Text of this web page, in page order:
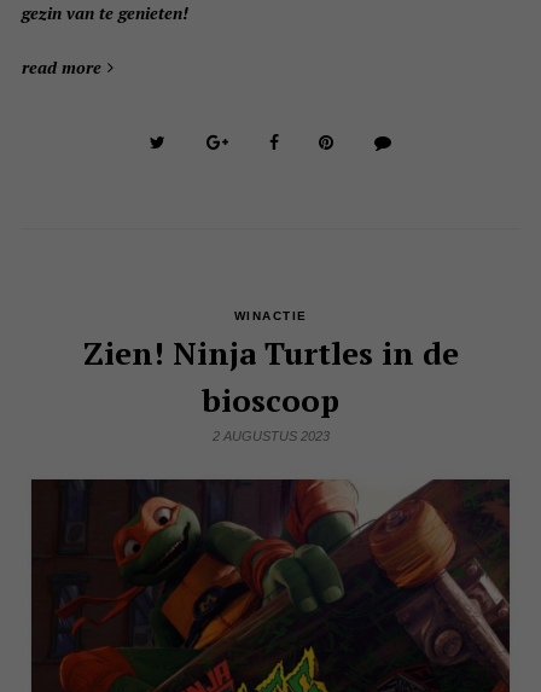
gezin van te genieten!
read more
WINACTIE
Zien! Ninja Turtles in de
bioscoop
2 AUGUSTUS 2023